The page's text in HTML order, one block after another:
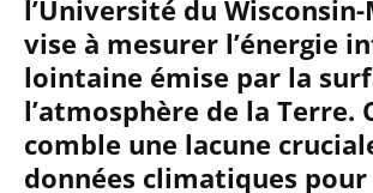
l’Université du
vise à mesurer l’énergie
lointaine émise par la
l’atmosphère de la Terre.
comble une lacune
données climatiques pour